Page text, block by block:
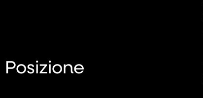
Posizione